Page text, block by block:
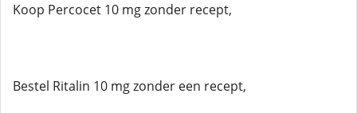
Koop Percocet 10 mg zonder recept,
Bestel Ritalin 10 mg zonder een recept,